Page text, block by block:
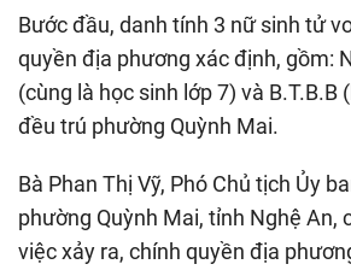
Bước đầu, danh tính 3 nữ sinh tử
quyền địa phương xác định, gồm:
(cùng là học sinh lớp 7) và B.T.B.B
đều trú phường Quỳnh Mai.
Bà Phan Thị Vỹ, Phó Chủ tịch Ủy
phường Quỳnh Mai, tỉnh Nghệ An,
việc xảy ra, chính quyền địa